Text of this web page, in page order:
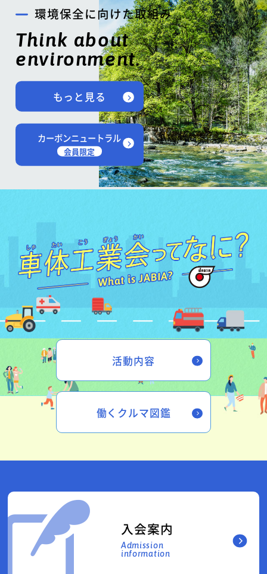
環境保全に向けた取組み
Think about
environment.
もっと見る
カーボンニュートラル
会員限定
活動内容
働くクルマ図鑑
入会案内
Admission
information